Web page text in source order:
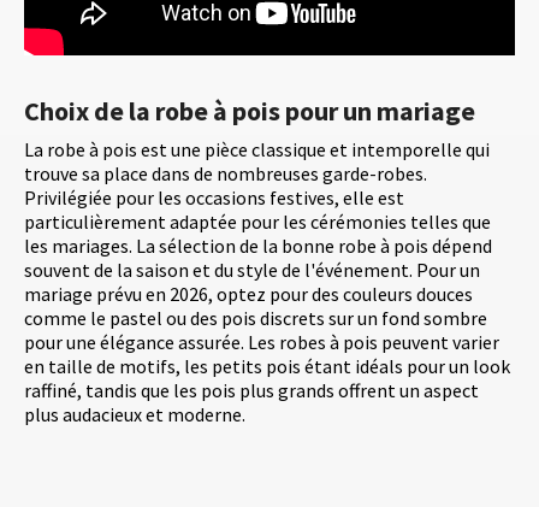
Choix de la robe à pois pour un mariage
La robe à pois est une pièce classique et intemporelle qui
trouve sa place dans de nombreuses garde-robes.
Privilégiée pour les occasions festives, elle est
particulièrement adaptée pour les cérémonies telles que
les mariages. La sélection de la bonne robe à pois dépend
souvent de la saison et du style de l'événement. Pour un
mariage prévu en 2026, optez pour des couleurs douces
comme le pastel ou des pois discrets sur un fond sombre
pour une élégance assurée. Les robes à pois peuvent varier
en taille de motifs, les petits pois étant idéals pour un look
raffiné, tandis que les pois plus grands offrent un aspect
plus audacieux et moderne.